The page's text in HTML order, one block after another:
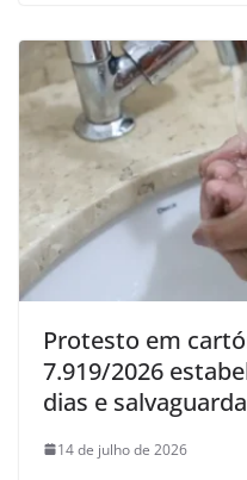
Protesto em
7.919/2026
dias e
14 de julho de 2026